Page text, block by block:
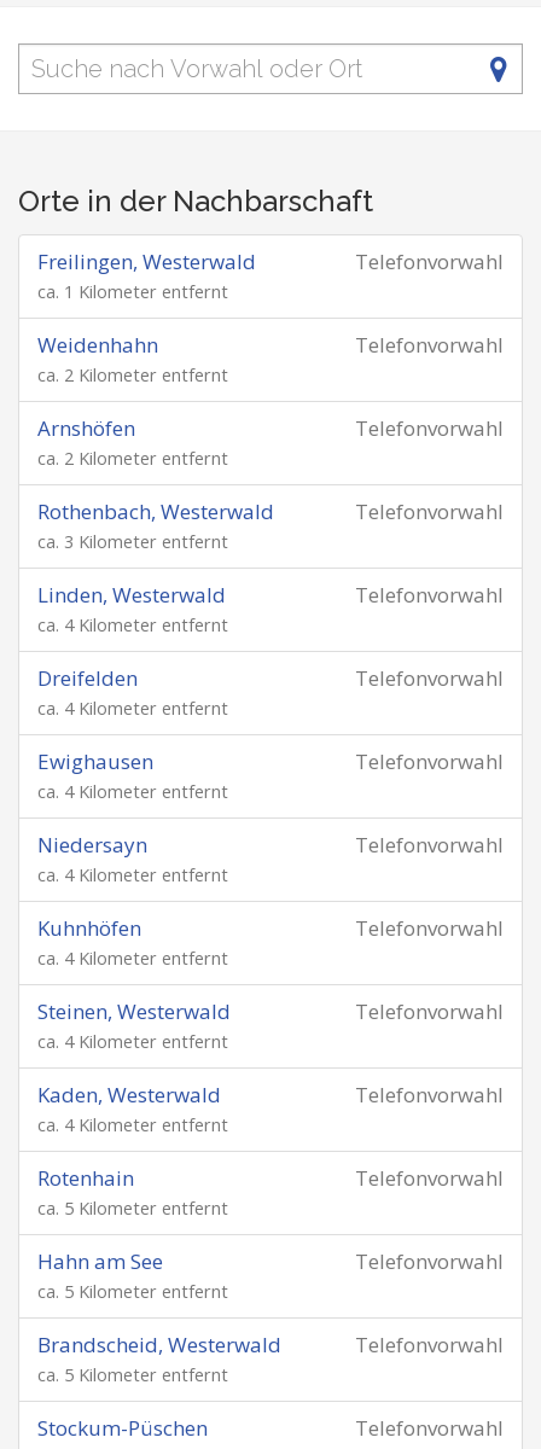
Orte in der Nachbarschaft
Telefonvorwahl
Freilingen, Westerwald
ca. 1 Kilometer entfernt
Telefonvorwahl
Weidenhahn
ca. 2 Kilometer entfernt
Telefonvorwahl
Arnshöfen
ca. 2 Kilometer entfernt
Telefonvorwahl
Rothenbach, Westerwald
ca. 3 Kilometer entfernt
Telefonvorwahl
Linden, Westerwald
ca. 4 Kilometer entfernt
Telefonvorwahl
Dreifelden
ca. 4 Kilometer entfernt
Telefonvorwahl
Ewighausen
ca. 4 Kilometer entfernt
Telefonvorwahl
Niedersayn
ca. 4 Kilometer entfernt
Telefonvorwahl
Kuhnhöfen
ca. 4 Kilometer entfernt
Telefonvorwahl
Steinen, Westerwald
ca. 4 Kilometer entfernt
Telefonvorwahl
Kaden, Westerwald
ca. 4 Kilometer entfernt
Telefonvorwahl
Rotenhain
ca. 5 Kilometer entfernt
Telefonvorwahl
Hahn am See
ca. 5 Kilometer entfernt
Telefonvorwahl
Brandscheid, Westerwald
ca. 5 Kilometer entfernt
Telefonvorwahl
Stockum-Püschen